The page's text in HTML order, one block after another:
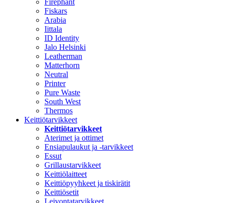
Firephant
Fiskars
Arabia
Iittala
ID Identity
Jalo Helsinki
Leatherman
Matterhorn
Neutral
Printer
Pure Waste
South West
Thermos
Keittiötarvikkeet
Keittiötarvikkeet
Aterimet ja ottimet
Ensiapulaukut ja -tarvikkeet
Essut
Grillaustarvikkeet
Keittiölaitteet
Keittiöpyyhkeet ja tiskirätit
Keittiösetit
Leivontatarvikkeet